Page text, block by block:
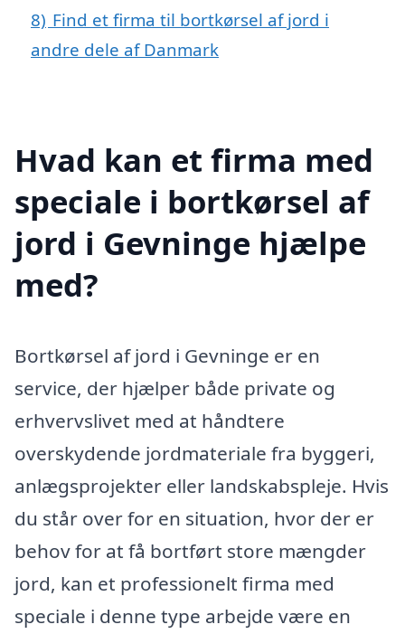
8) Find et firma til bortkørsel af jord i
andre dele af Danmark
Hvad kan et firma med
speciale i bortkørsel af
jord i Gevninge hjælpe
med?
Bortkørsel af jord i Gevninge er en
service, der hjælper både private og
erhvervslivet med at håndtere
overskydende jordmateriale fra byggeri,
anlægsprojekter eller landskabspleje. Hvis
du står over for en situation, hvor der er
behov for at få bortført store mængder
jord, kan et professionelt firma med
speciale i denne type arbejde være en